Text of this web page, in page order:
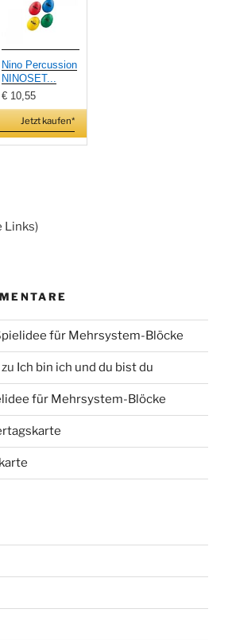
Nino Percussion
NINOSET...
€ 10,55
Jetzt kaufen*
Links)
für Mehrsystem-Blöcke
zu Ich bin ich und du bist du
für Mehrsystem-Blöcke